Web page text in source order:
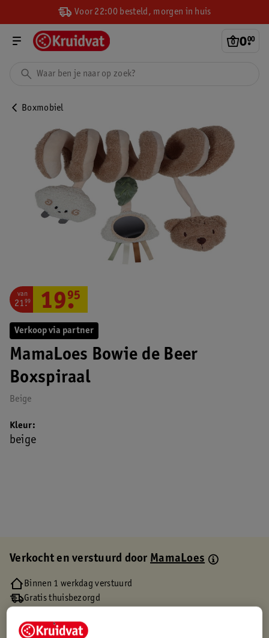
Voor 22:00 besteld, morgen in huis
0.
00
Boxmobiel
Verkoop via partner
MamaLoes Bowie de Beer
Boxspiraal
Beige
van
21.
99 19.
95
Kleur
beige
Verkocht en verstuurd doorMamaLoes
Binnen 1 werkdag verstuurd
Gratis thuisbezorgd
Gratis punten met je Kruidvat kaart